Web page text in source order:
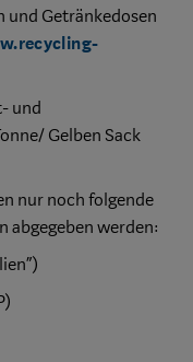
und Getränkedosen
und
Gelben Sack
nur noch folgende
abgegeben werden: